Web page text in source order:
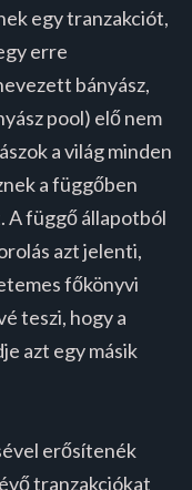
egy tranzakciót,
erre
bányász,
pool) elő nem
a világ minden
a függőben
A függő állapotból
azt jelenti,
főkönyvi
teszi, hogy a
azt egy másik
erősítenék
tranzakciókat